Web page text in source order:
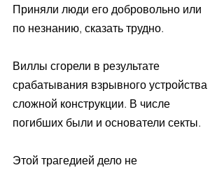
Приняли люди его добровольно или
по незнанию, сказать трудно.
Виллы сгорели в результате
срабатывания взрывного устройства
сложной конструкции. В числе
погибших были и основатели секты.
Этой трагедией дело не